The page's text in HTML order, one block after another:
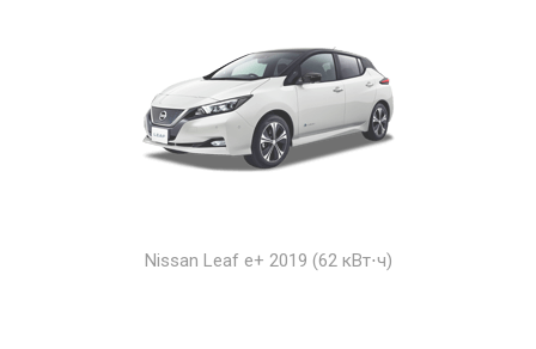
Nissan Leaf e+ 2019 (62 кВт⋅ч)